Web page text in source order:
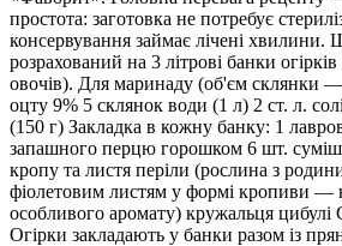
простота: заготовка не потребує
консервування займає лічені хвилини.
розрахований на 3 літрові банки
овочів). Для маринаду (об'єм склянки
оцту 9% 5 склянок води (1 л) 2 ст. л.
(150 г) Закладка в кожну банку: 1
запашного перцю горошком 6 шт.
кропу та листя періли (рослина з
фіолетовим листям у формі кропиви —
особливого аромату) кружальця цибулі
Огірки закладають у банки разом із